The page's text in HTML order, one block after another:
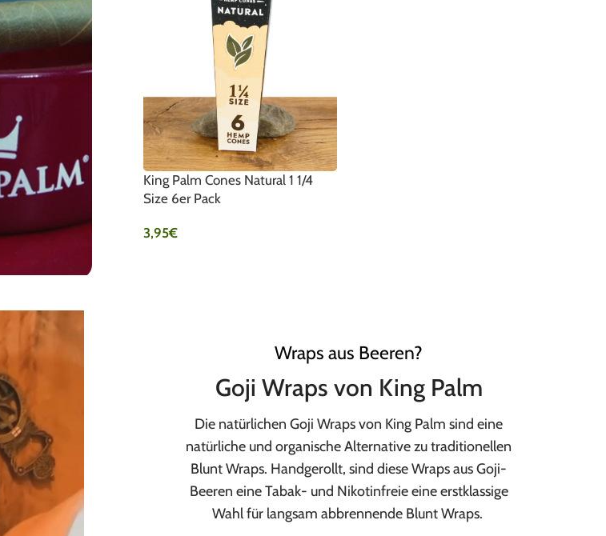
King Palm Cones Natural 1 1/4
Size 6er Pack
3,95€
Wraps aus Beeren?
Goji Wraps von King Palm
Die natürlichen Goji Wraps von King Palm sind eine
natürliche und organische Alternative zu traditionellen
Blunt Wraps. Handgerollt, sind diese Wraps aus Goji-
Beeren eine Tabak- und Nikotinfreie eine erstklassige
Wahl für langsam abbrennende Blunt Wraps.